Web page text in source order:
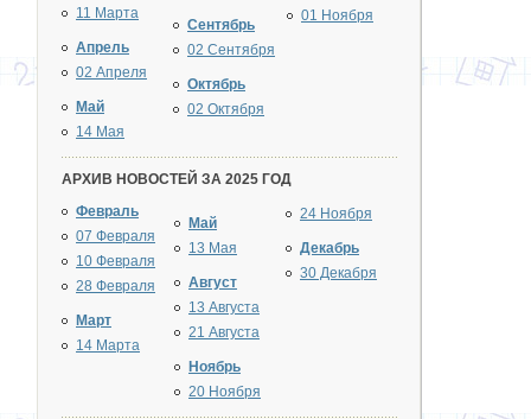
11 Марта
Апрель
02 Апреля
Май
14 Мая
Сентябрь
02 Сентября
Октябрь
02 Октября
01 Ноября
АРХИВ НОВОСТЕЙ ЗА 2025 ГОД
Февраль
07 Февраля
10 Февраля
28 Февраля
Март
14 Марта
Май
13 Мая
Август
13 Августа
21 Августа
Ноябрь
20 Ноября
24 Ноября
Декабрь
30 Декабря